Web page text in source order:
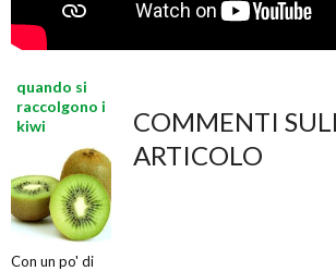
quando si
raccolgono i
kiwi
Con un po' di
COMMENTI
ARTICOLO